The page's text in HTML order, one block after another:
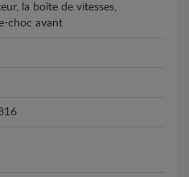
la boîte de vitesses,
choc avant